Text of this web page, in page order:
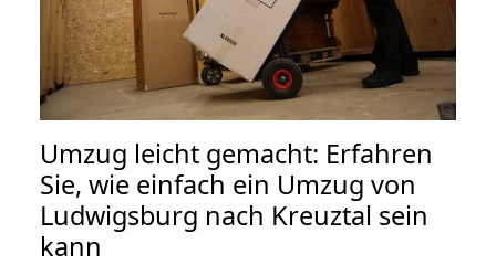
Umzug leicht gemacht: Erfahren
Sie, wie einfach ein Umzug von
Ludwigsburg nach Kreuztal sein
kann